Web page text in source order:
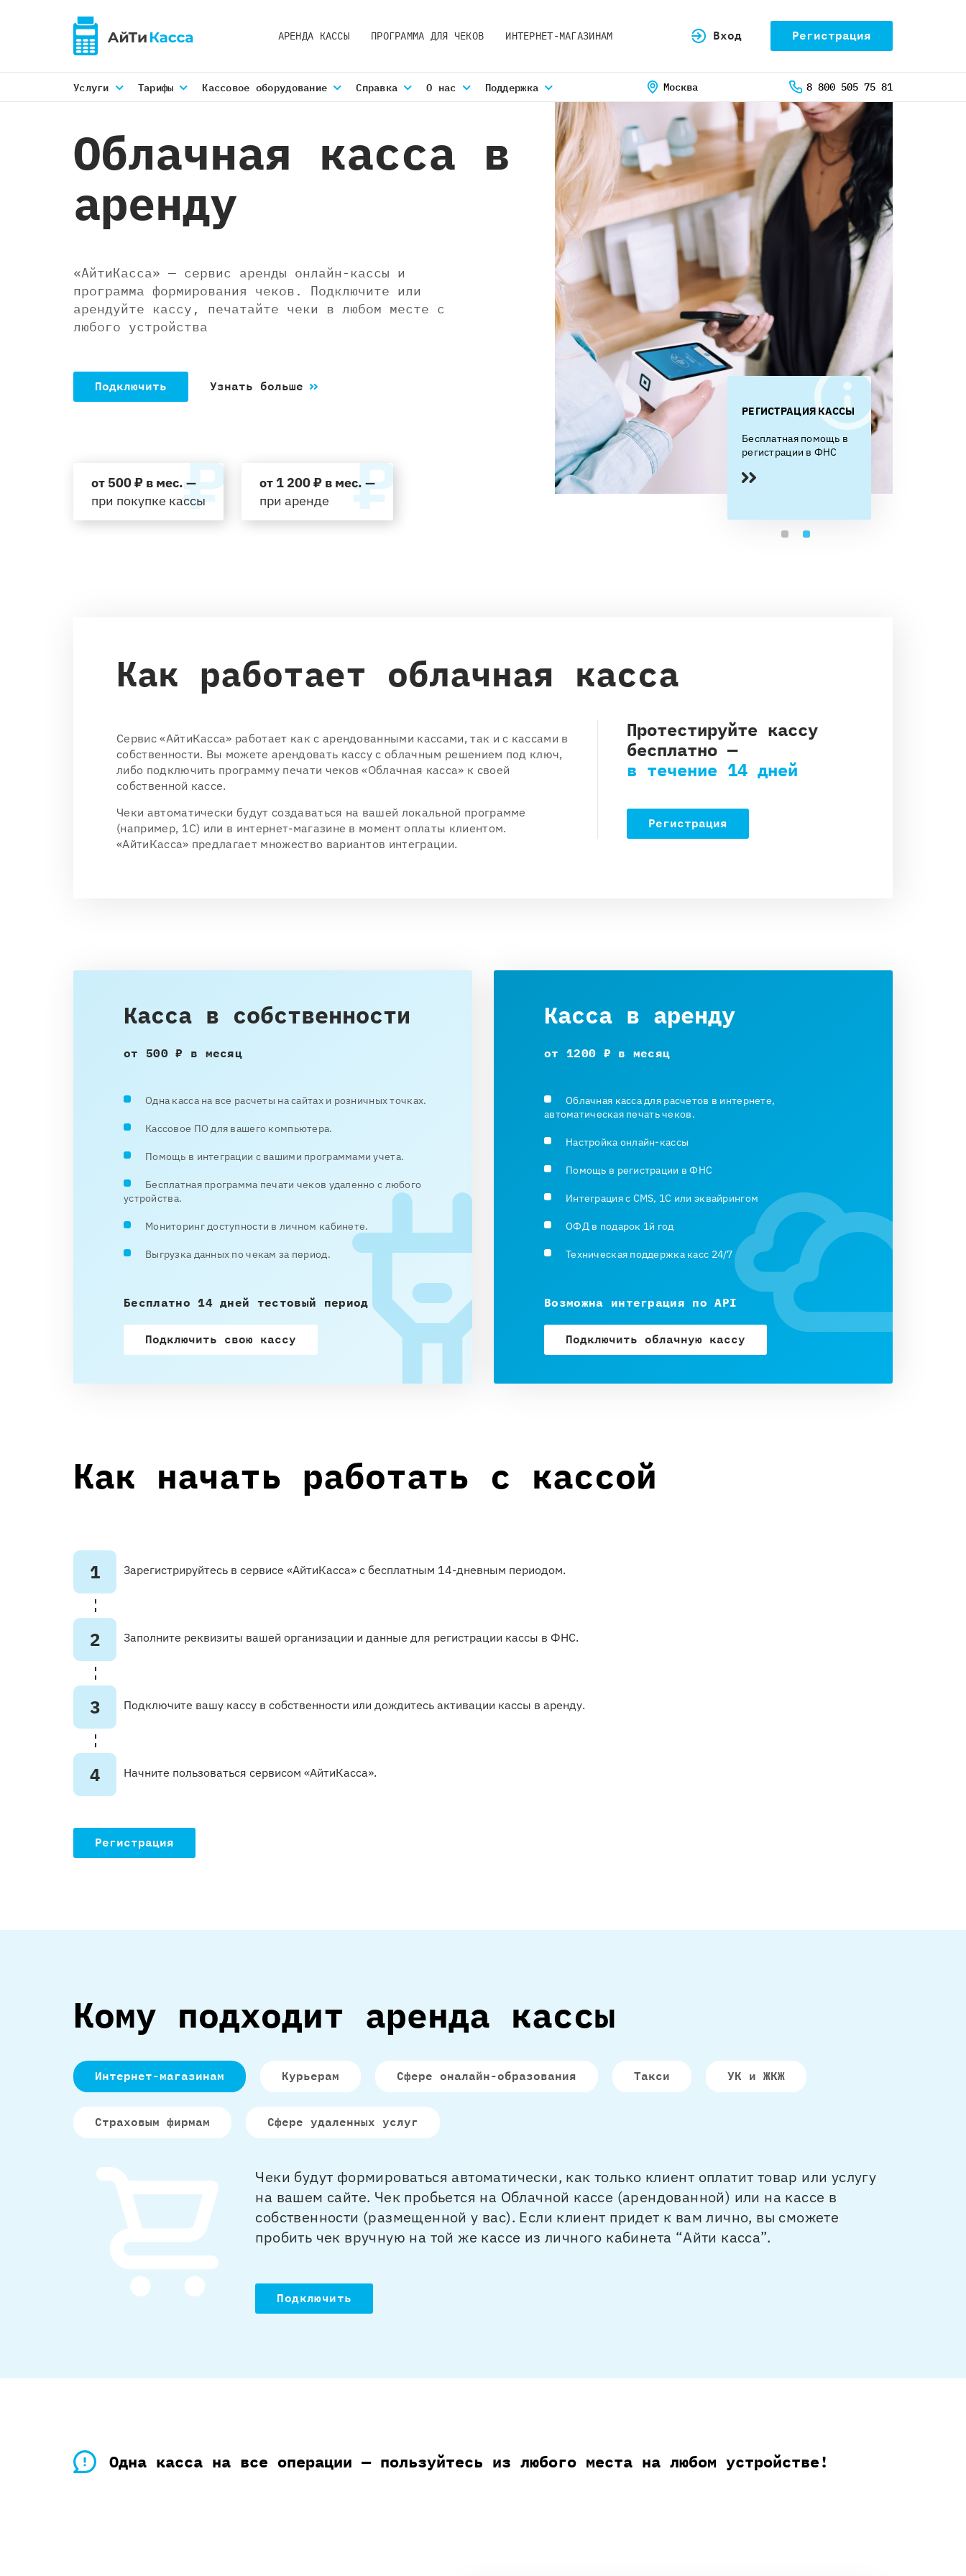
АРЕНДА КАССЫ ПРОГРАММА ДЛЯ ЧЕКОВ ИНТЕРНЕТ-МАГАЗИНАМ Вход Регистрация
Услуги Тарифы Кассовое оборудование Справка О нас Поддержка Москва 8 800 505 75 81
Облачная касса в
аренду
«АйтиКасса» — сервис аренды онлайн-кассы и
программа формирования чеков. Подключите или
арендуйте кассу, печатайте чеки в любом месте с
любого устройства
Подключить Узнать больше
от 500 ₽ в мес. —
при покупке кассы
от 1 200 ₽ в мес. —
при аренде
РЕГИСТРАЦИЯ КАССЫ
Бесплатная помощь в
регистрации в ФНС
ОФД БЕСПЛАТНО
Первый год, при
оплате аренды
Как работает облачная касса
Cервис «АйтиКасса» работает как с арендованными кассами, так и с кассами в
собственности. Вы можете арендовать кассу с облачным решением под ключ,
либо подключить программу печати чеков «Облачная касса» к своей
собственной кассе.
Чеки автоматически будут создаваться на вашей локальной программе
(например, 1С) или в интернет-магазине в момент оплаты клиентом.
«АйтиКасса» предлагает множество вариантов интеграции.
Протестируйте кассу
бесплатно —
в течение 14 дней
Регистрация
Касса в собственности
от 500 ₽ в месяц
Одна касса на все расчеты на сайтах и розничных точках.
Кассовое ПО для вашего компьютера.
Помощь в интеграции с вашими программами учета.
Бесплатная программа печати чеков удаленно с любого
устройства.
Мониторинг доступности в личном кабинете.
Выгрузка данных по чекам за период.
Бесплатно 14 дней тестовый период
Подключить свою кассу
Касса в аренду
от 1200 ₽ в месяц
Облачная касса для расчетов в интернете,
автоматическая печать чеков.
Настройка онлайн-кассы
Помощь в регистрации в ФНС
Интеграция с CMS, 1С или эквайрингом
ОФД в подарок 1й год
Техническая поддержка касс 24/7
Возможна интеграция по API
Подключить облачную кассу
Как начать работать с кассой
1 Зарегистрируйтесь в сервисе «АйтиКасса» с бесплатным 14-дневным периодом.
2 Заполните реквизиты вашей организации и данные для регистрации кассы в ФНС.
3 Подключите вашу кассу в собственности или дождитесь активации кассы в аренду.
4 Начните пользоваться сервисом «АйтиКасса».
Регистрация
Кому подходит аренда кассы
Интернет-магазинам Курьерам Сфере оналайн-образования Такси УК и ЖКЖ
Страховым фирмам Сфере удаленных услуг
Чеки будут формироваться автоматически, как только клиент оплатит товар или услугу
на вашем сайте. Чек пробьется на Облачной кассе (арендованной) или на кассе в
собственности (размещенной у вас). Если клиент придет к вам лично, вы сможете
пробить чек вручную на той же кассе из личного кабинета “Айти касса”.
Подключить
Одна касса на все операции — пользуйтесь из любого места на любом устройстве!